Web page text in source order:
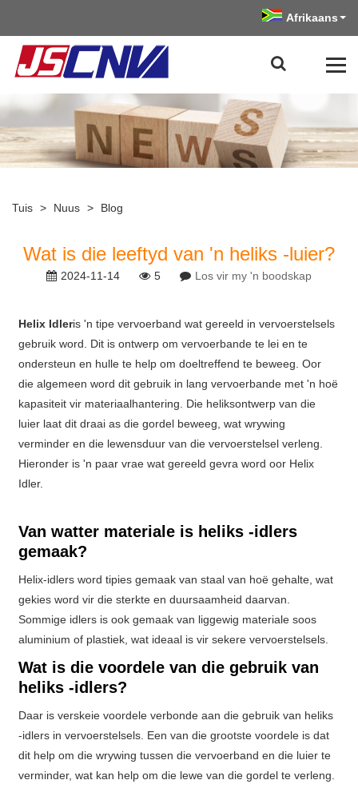
Afrikaans
Tuis > Nuus > Blog
Wat is die leeftyd van 'n heliks -luier?
2024-11-14 5 Los vir my 'n boodskap
Helix Idleris 'n tipe vervoerband wat gereeld in vervoerstelsels
gebruik word. Dit is ontwerp om vervoerbande te lei en te
ondersteun en hulle te help om doeltreffend te beweeg. Oor
die algemeen word dit gebruik in lang vervoerbande met 'n hoë
kapasiteit vir materiaalhantering. Die heliksontwerp van die
luier laat dit draai as die gordel beweeg, wat wrywing
verminder en die lewensduur van die vervoerstelsel verleng.
Hieronder is 'n paar vrae wat gereeld gevra word oor Helix
Idler.
Van watter materiale is heliks -idlers
gemaak?
Helix-idlers word tipies gemaak van staal van hoë gehalte, wat
gekies word vir die sterkte en duursaamheid daarvan.
Sommige idlers is ook gemaak van liggewig materiale soos
aluminium of plastiek, wat ideaal is vir sekere vervoerstelsels.
Wat is die voordele van die gebruik van
heliks -idlers?
Daar is verskeie voordele verbonde aan die gebruik van heliks
-idlers in vervoerstelsels. Een van die grootste voordele is dat
dit help om die wrywing tussen die vervoerband en die luier te
verminder, wat kan help om die lewe van die gordel te verleng.